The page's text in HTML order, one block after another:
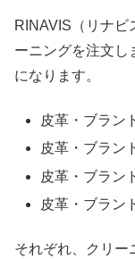
RINAVIS（リナビ
ーニングを注文し
になります。
皮革・ブラン
皮革・ブラン
皮革・ブラン
皮革・ブラン
それぞれ、クリー